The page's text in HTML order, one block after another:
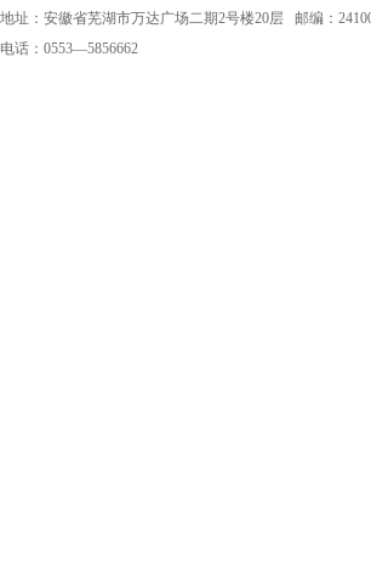
地址：安徽省芜湖市万达广场二期2号楼20层 邮编：
电话：0553—5856662